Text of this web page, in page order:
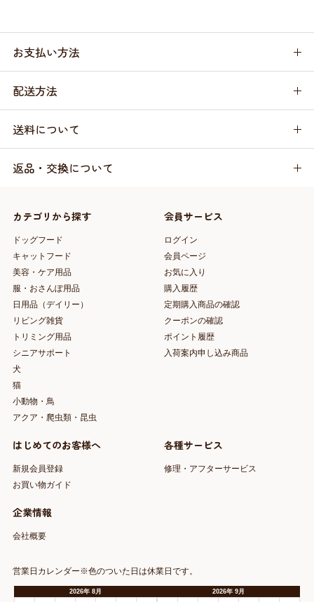
お支払い方法
配送方法
送料について
返品・交換について
カテゴリから探す
ドッグフード
キャットフード
美容・ケア用品
服・おさんぽ用品
日用品（デイリー）
リビング雑貨
トリミング用品
シニアサポート
犬
猫
小動物・鳥
アクア・爬虫類・昆虫
会員サービス
ログイン
会員ページ
お気に入り
購入履歴
定期購入商品の確認
クーポンの確認
ポイント履歴
入荷案内申し込み商品
はじめてのお客様へ
新規会員登録
お買い物ガイド
各種サービス
修理・アフターサービス
企業情報
会社概要
営業日カレンダー※色のついた日は休業日です。
2026年 8月 2026年9月